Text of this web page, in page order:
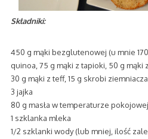
Składniki:
450 g mąki bezglutenowej (u mnie
quinoa, 75 g mąki z tapioki, 50 g mąki
30 g mąki z teff, 15 g skrobi
3 jajka
80 g masła w temperaturze pokojowej
1 szklanka mleka
1/2 szklanki wody (lub mniej, ilość